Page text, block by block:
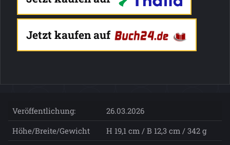
Jetzt kaufen auf
Veröffentlichung:
26.03.2026
Höhe/Breite/Gewicht
H 19,1 cm / B 12,3 cm / 342 g